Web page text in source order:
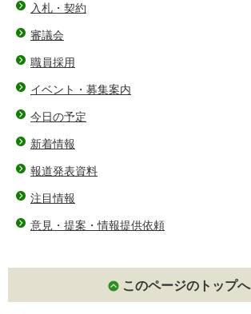
入札・契約
審議会
職員採用
イベント・募集案内
今日の予定
新着情報
報道発表資料
注目情報
意見・提案・情報提供依頼
このページのトップへ